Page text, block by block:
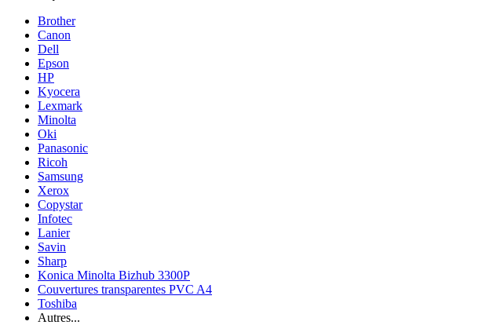
Brother
Canon
Dell
Epson
HP
Kyocera
Lexmark
Minolta
Oki
Panasonic
Ricoh
Samsung
Xerox
Copystar
Infotec
Lanier
Savin
Sharp
Konica Minolta Bizhub 3300P
Couvertures transparentes PVC A4
Toshiba
Autres...